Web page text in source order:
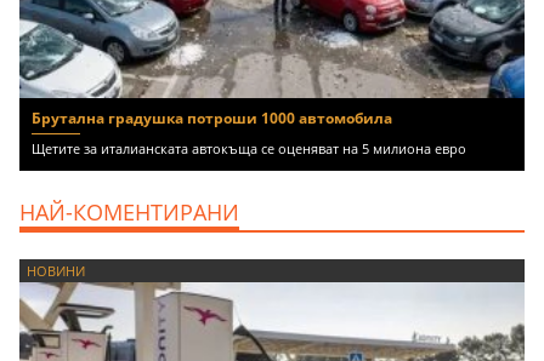
Брутална градушка потроши 1000 автомобила
Щетите за италианската автокъща се оценяват на 5 милиона евро
НАЙ-КОМЕНТИРАНИ
НОВИНИ